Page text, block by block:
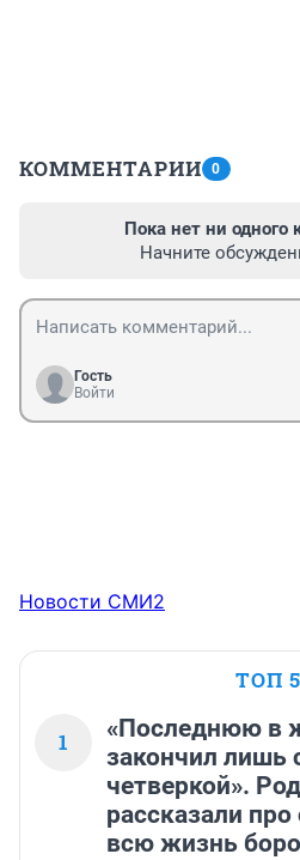
КОММЕНТАРИИ 0
Пока нет ни одного
Начните
Гость
Войти
Новости СМИ2
ТОП 5
1
«Последнюю в
закончил лишь
четверкой».
рассказали
всю жизнь